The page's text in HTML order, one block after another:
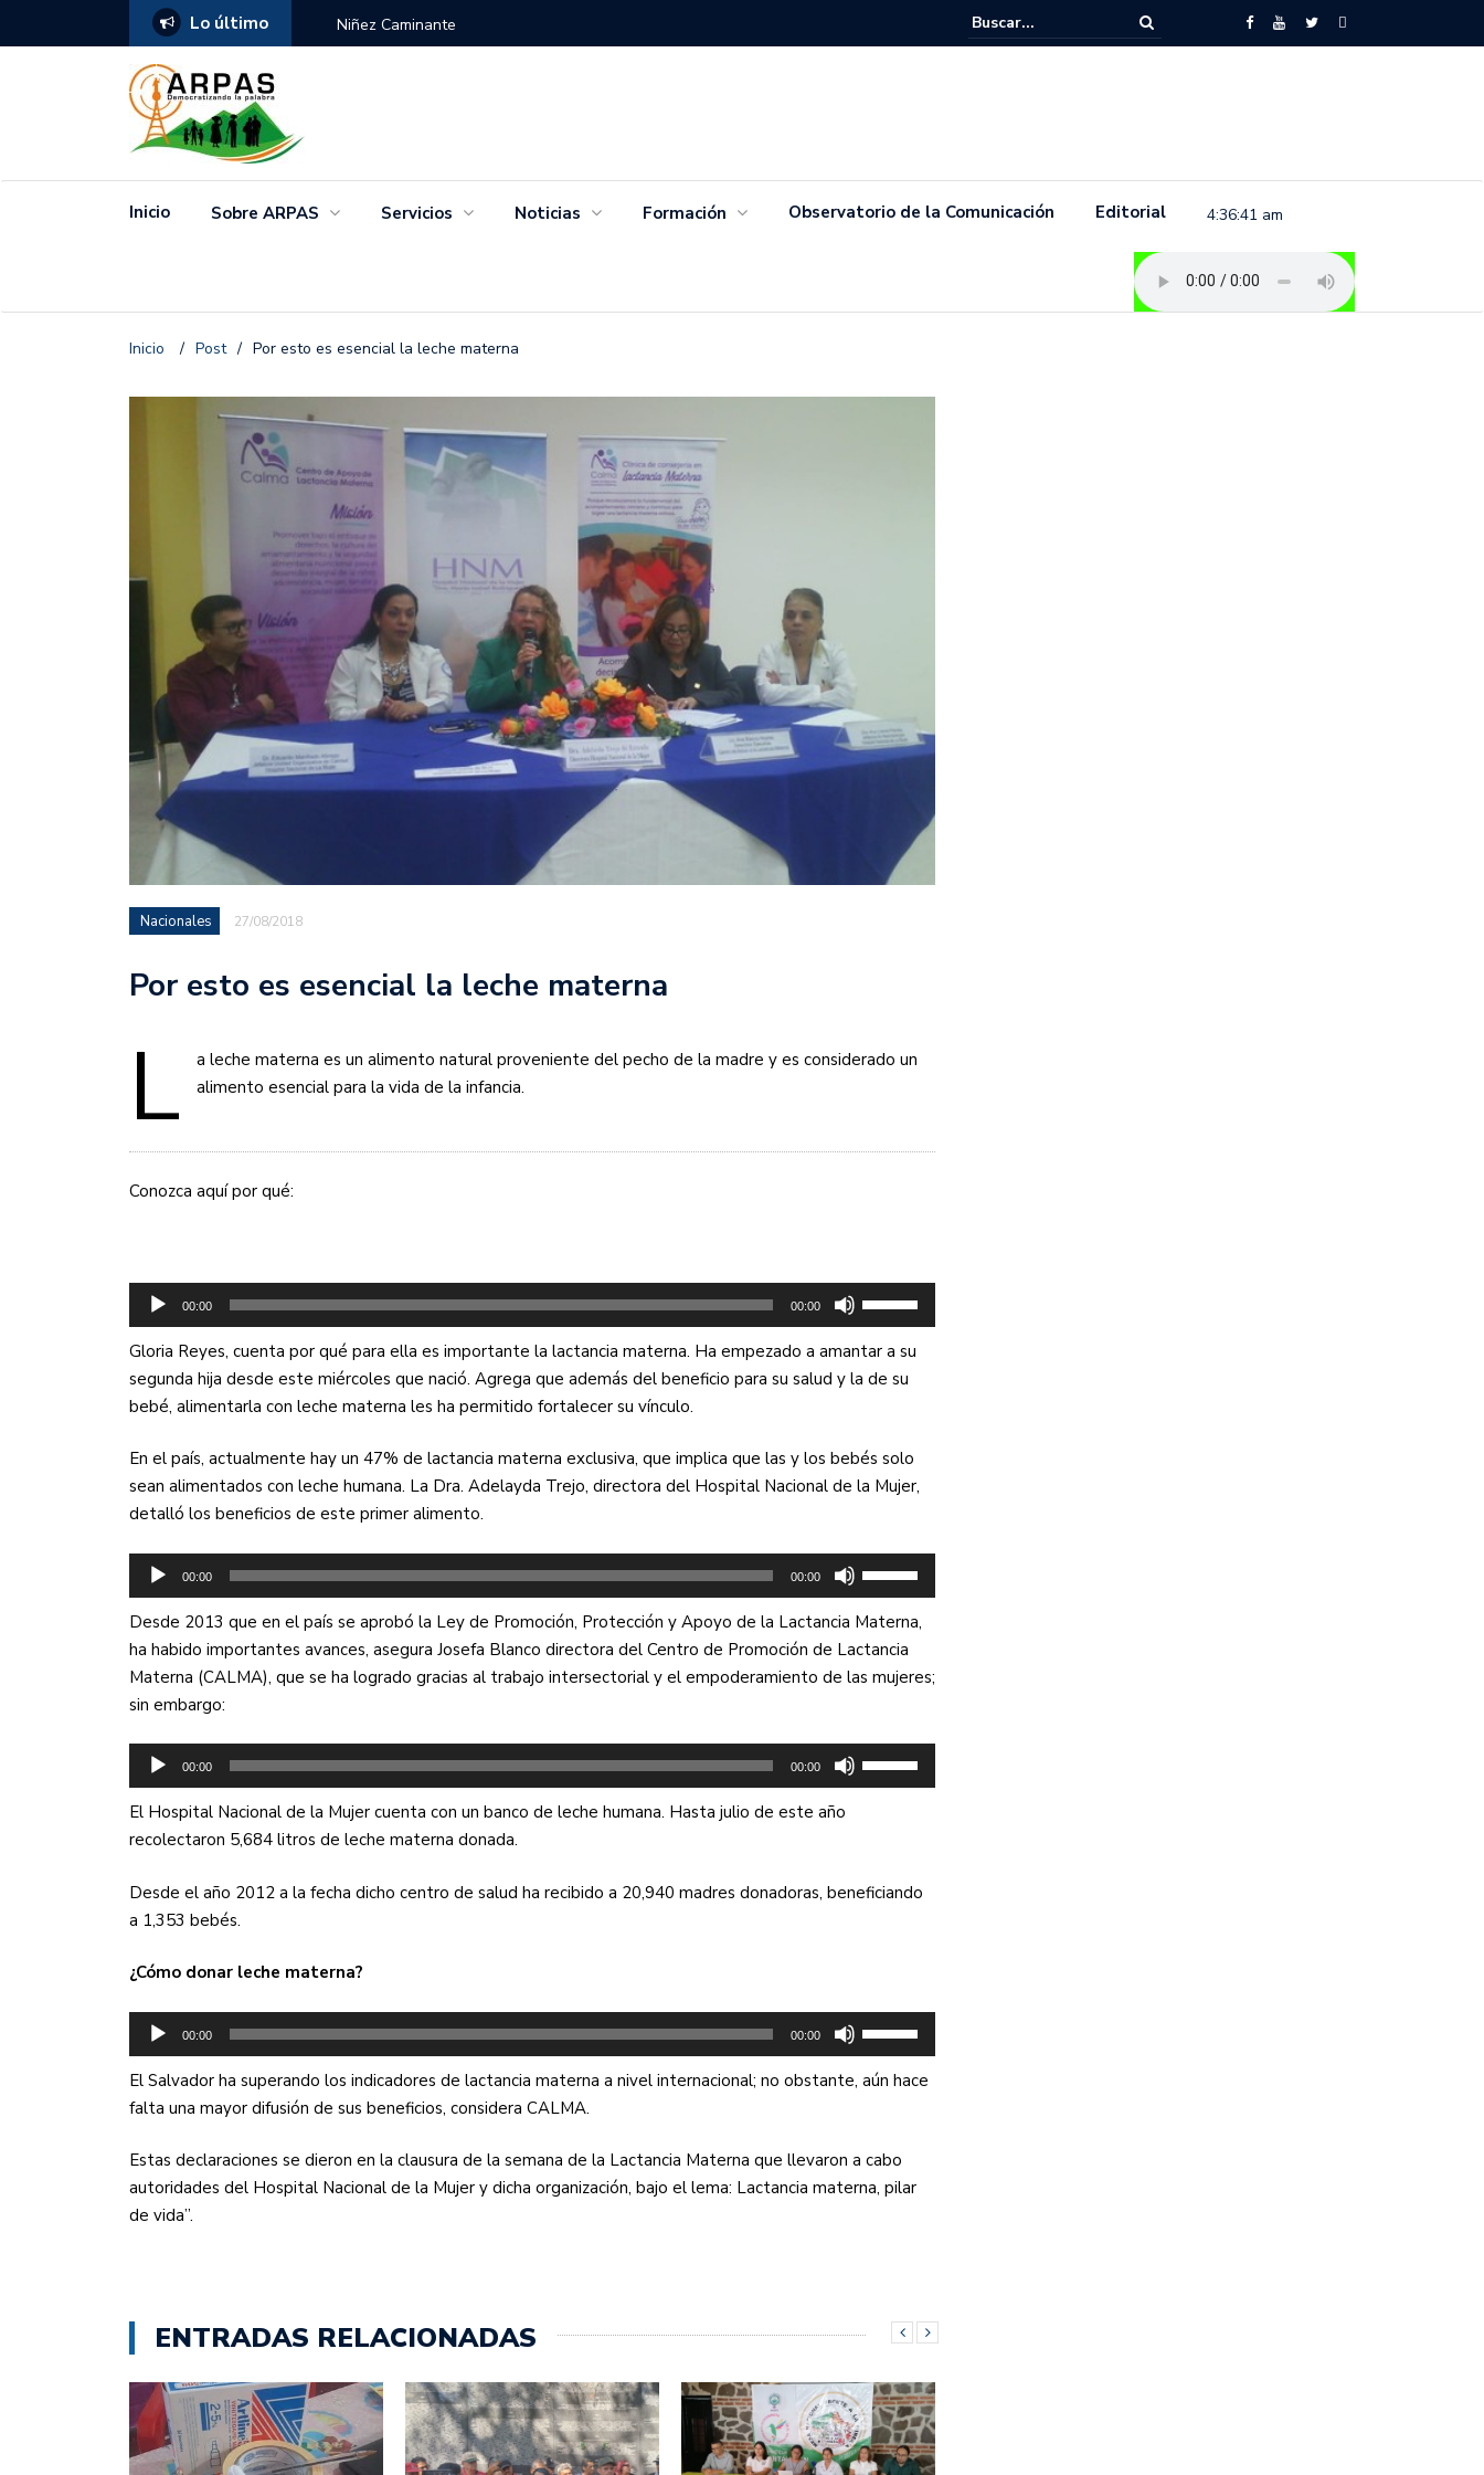
Lo último Niñez Caminante
Movimiento feminista se pronuncia previo a la conmemoración del 8 de marzo
Salvador.
Inicio Sobre ARPAS Servicios Noticias Formación Observatorio de la Comunicación Editorial 4:36:42 am
Inicio / Post / Por esto es esencial la leche materna
Nacionales 27/08/2018
Por esto es esencial la leche materna
L
a leche materna es un alimento natural proveniente del pecho de la madre y es considerado un
alimento esencial para la vida de la infancia.
Conozca aquí por qué:
Reproductor
00:00 00:00
las
teclas
de
para
aumentar
disminuir
el
volumen.
Gloria Reyes, cuenta por qué para ella es importante la lactancia materna. Ha empezado a amantar a su
segunda hija desde este miércoles que nació. Agrega que además del beneficio para su salud y la de su
bebé, alimentarla con leche materna les ha permitido fortalecer su vínculo.
En el país, actualmente hay un 47% de lactancia materna exclusiva, que implica que las y los bebés solo
sean alimentados con leche humana. La Dra. Adelayda Trejo, directora del Hospital Nacional de la Mujer,
detalló los beneficios de este primer alimento.
Reproductor
00:00 00:00
las
teclas
de
flecha
aumentar
volumen.
Desde 2013 que en el país se aprobó la Ley de Promoción, Protección y Apoyo de la Lactancia Materna,
ha habido importantes avances, asegura Josefa Blanco directora del Centro de Promoción de Lactancia
Materna (CALMA), que se ha logrado gracias al trabajo intersectorial y el empoderamiento de las mujeres;
sin embargo:
Reproductor
audio
00:00 00:00
Utiliza
las
arriba/abajo
disminuir
el
volumen.
El Hospital Nacional de la Mujer cuenta con un banco de leche humana. Hasta julio de este año
recolectaron 5,684 litros de leche materna donada.
Desde el año 2012 a la fecha dicho centro de salud ha recibido a 20,940 madres donadoras, beneficiando
a 1,353 bebés.
¿Cómo donar leche materna?
Reproductor
00:00 00:00
las
teclas
arriba/abajo
para
volumen.
El Salvador ha superando los indicadores de lactancia materna a nivel internacional; no obstante, aún hace
falta una mayor difusión de sus beneficios, considera CALMA.
Estas declaraciones se dieron en la clausura de la semana de la Lactancia Materna que llevaron a cabo
autoridades del Hospital Nacional de la Mujer y dicha organización, bajo el lema: Lactancia materna, pilar
de vida”.
ENTRADAS RELACIONADAS